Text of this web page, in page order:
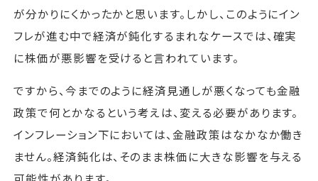
が分かりにくかったかと思います。しかし、このようにイン
フレが進む中で経済が鈍化するまれなケースでは、確実
に株価が悪影響を受けると言われています。
ですから、今までのように経済見通しが悪くなっても金融
政策で何とかなるという考えは、変える必要があります。
インフレーション下においては、金融政策はなかなか働き
ません。経済鈍化は、そのまま株価に大きな影響を与える